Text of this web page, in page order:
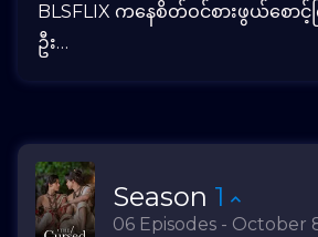
BLSFLIX ကနေစိတ်ဝင်စားဖွယ်စောင့်
ဦး…
Season 1
06 Episodes - October